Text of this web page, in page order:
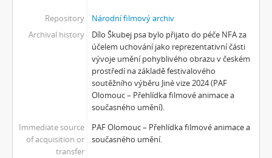
Repository
Národní filmový archiv
Archival history
Dílo Škubej psa bylo přijato do péče NFA za
účelem uchování jako reprezentativní části
vývoje umění pohyblivého obrazu v českém
prostředí na základě festivalového
soutěžního výběru Jiné vize 2024 (PAF
Olomouc – Přehlídka filmové animace a
současného umění).
Immediate source
of acquisition or
transfer
PAF Olomouc – Přehlídka filmové animace a
současného umění.